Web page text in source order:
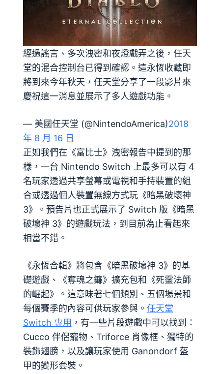
經過謠言、多次洩密和夜燈戲弄之後，任天
堂的混合控制台已得到確認。這永恆收藏即
將到來今年秋天，任天堂分享了一段影片來
慶祝這一消息並展示了多人遊戲功能。
— 美國任天堂 (@NintendoAmerica)2018
年 8 月 16 日
正如我們在《富比士》洩密報告中提到的那
樣，一台 Nintendo Switch 上最多可以有 4
名玩家透過共享螢幕或電視和手持裝置的組
合或透過個人裝置無線方式玩《暗黑破壞神
3》。預告片也正式展示了 Switch 版《暗黑
破壞神 3》的遊戲玩法，到目前為止看起來
相當不錯。
《永恆合輯》將包含《暗黑破壞神 3》的基
礎遊戲、《奪魂之鐮》擴充包和《死靈法師
的崛起》。這意味著七個類別、五個場景和
每個賽季的內容可供玩家參與。 任天堂
Switch 專用 ，有一些片段遊戲中可以找到：
Cucco 伴侶寵物、Triforce 肖像框、獨特的
裝飾翅膀，以及讓玩家使用 Ganondorf 盔
甲的變形套裝。